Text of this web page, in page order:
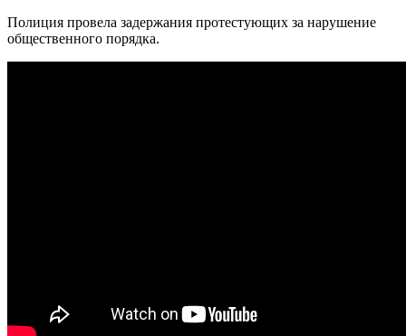
Полиция провела задержания протестующих за нарушение
общественного порядка.